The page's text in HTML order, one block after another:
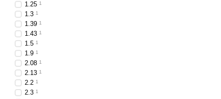
1.25 1
1.3 1
1.39 1
1.43 1
1.5 1
1.9 1
2.08 1
2.13 1
2.2 1
2.3 1